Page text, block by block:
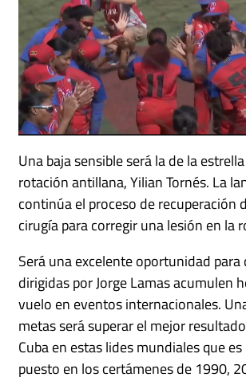
Una baja sensible será la de la
rotación antillana, Yilian Tornés. La
continúa el proceso de recuperación
cirugía para corregir una lesión en la
Será una excelente oportunidad para
dirigidas por Jorge Lamas acumulen
vuelo en eventos internacionales.
metas será superar el mejor
Cuba en estas lides mundiales que
puesto en los certámenes de 1990,